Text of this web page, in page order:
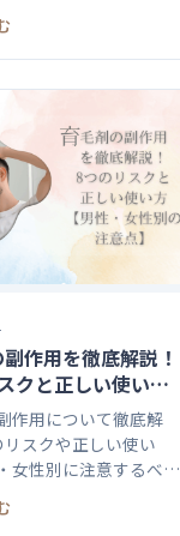
作用を徹底解説！
クと正しい使い方
性別の注意点】
作用について徹底解
スクや正しい使い
女性別に注意するべき